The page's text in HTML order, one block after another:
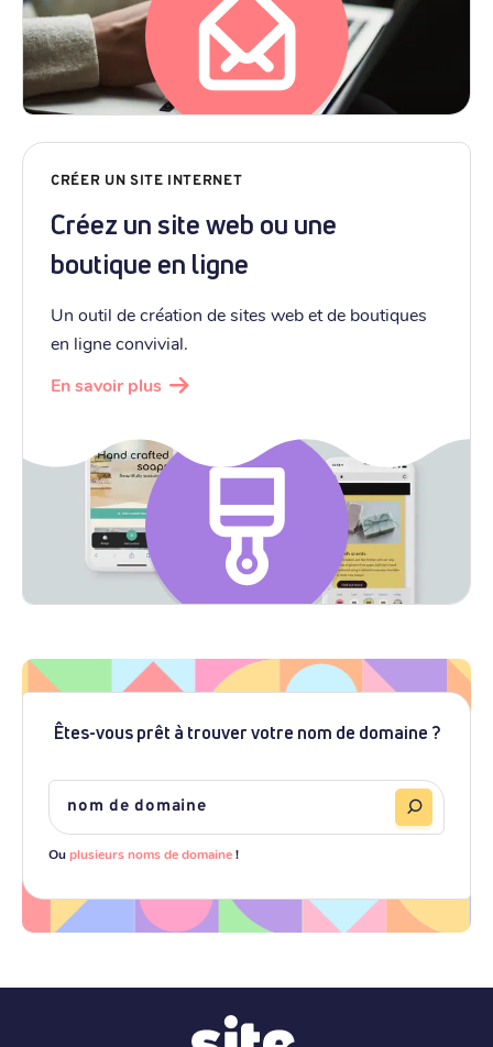
CRÉER UN SITE INTERNET
Créez un site web ou une
boutique en ligne
Un outil de création de sites web et de boutiques
en ligne convivial.
En savoir plus
Êtes-vous prêt à trouver votre nom de domaine ?
Ouplusieurs noms de domaine!